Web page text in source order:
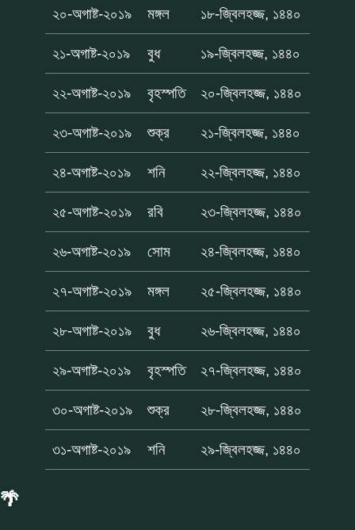
২০-অগাষ্ট-২০১৯ মঙ্গল ১৮-জ্বিলহজ্জ, ১৪৪০
২১-অগাষ্ট-২০১৯ বুধ ১৯-জ্বিলহজ্জ, ১৪৪০
২২-অগাষ্ট-২০১৯ বৃহস্পতি ২০-জ্বিলহজ্জ, ১৪৪০
২৩-অগাষ্ট-২০১৯ শুক্র ২১-জ্বিলহজ্জ, ১৪৪০
২৪-অগাষ্ট-২০১৯ শনি ২২-জ্বিলহজ্জ, ১৪৪০
২৫-অগাষ্ট-২০১৯ রবি ২৩-জ্বিলহজ্জ, ১৪৪০
২৬-অগাষ্ট-২০১৯ সোম ২৪-জ্বিলহজ্জ, ১৪৪০
২৭-অগাষ্ট-২০১৯ মঙ্গল ২৫-জ্বিলহজ্জ, ১৪৪০
২৮-অগাষ্ট-২০১৯ বুধ ২৬-জ্বিলহজ্জ, ১৪৪০
২৯-অগাষ্ট-২০১৯ বৃহস্পতি ২৭-জ্বিলহজ্জ, ১৪৪০
৩০-অগাষ্ট-২০১৯ শুক্র ২৮-জ্বিলহজ্জ, ১৪৪০
৩১-অগাষ্ট-২০১৯ শনি ২৯-জ্বিলহজ্জ, ১৪৪০
🌴